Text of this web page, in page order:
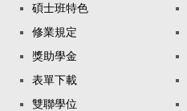
碩士班特色
修業規定
獎助學金
表單下載
雙聯學位